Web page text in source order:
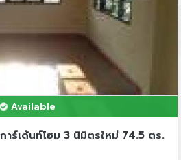
Available
าร์เด้นท์โฮม 3 นิมิตรใหม่ 74.5 ตร.